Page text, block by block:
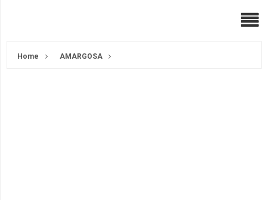
Home AMARGOSA